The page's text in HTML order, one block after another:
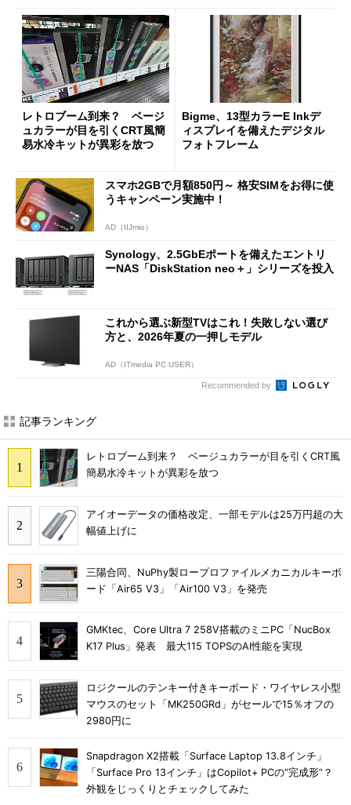
レトロブーム到来？ ベージ
ュカラーが目を引くCRT風簡
易水冷キットが異彩を放つ
Bigme、13型カラーE Inkデ
ィスプレイを備えたデジタル
フォトフレーム
スマホ2GBで月額850円～ 格安SIMをお得に使
うキャンペーン実施中！
AD（IIJmio）
Synology、2.5GbEポートを備えたエントリ
ーNAS「DiskStation neo＋」シリーズを投入
これから選ぶ新型TVはこれ！失敗しない選び
方と、2026年夏の一押しモデル
AD（ITmedia PC USER）
Recommended by
記事ランキング
レトロブーム到来？ ベージュカラーが目を引くCRT風
簡易水冷キットが異彩を放つ
アイオーデータの価格改定、一部モデルは25万円超の大
幅値上げに
三陽合同、NuPhy製ロープロファイルメカニカルキーボ
ード「Air65 V3」「Air100 V3」を発売
GMKtec、Core Ultra 7 258V搭載のミニPC「NucBox
K17 Plus」発表 最大115 TOPSのAI性能を実現
ロジクールのテンキー付きキーボード・ワイヤレス小型
マウスのセット「MK250GRd」がセールで15％オフの
2980円に
Snapdragon X2搭載「Surface Laptop 13.8インチ」
「Surface Pro 13インチ」はCopilot+ PCの“完成形”？
外観をじっくりとチェックしてみた